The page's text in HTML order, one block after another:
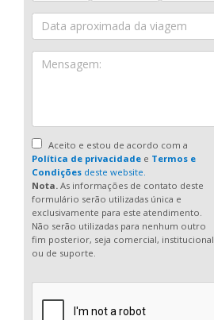
Aceito e estou de acordo com a
Política de privacidade e Termos e
Condições deste website.
Nota. As informações de contato deste
formulário serão utilizadas única e
exclusivamente para este atendimento.
Não serão utilizadas para nenhum outro
fim posterior, seja comercial, institucional
ou de suporte.